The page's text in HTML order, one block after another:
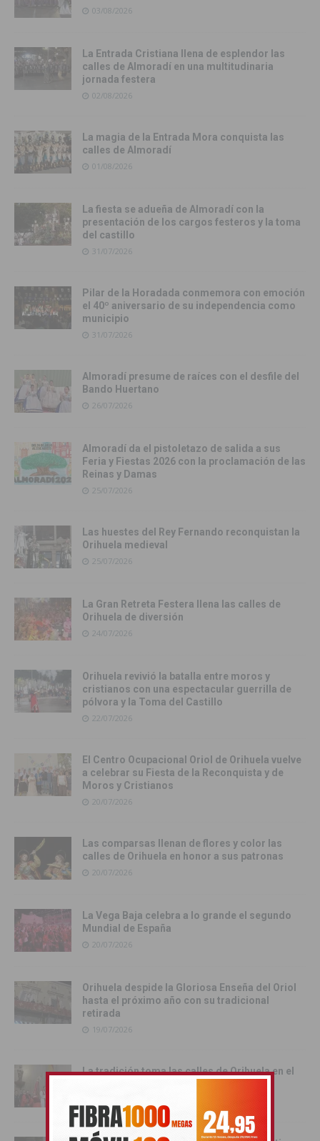
03/08/2026
La Entrada Cristiana llena de esplendor las
calles de Almoradí en una multitudinaria
jornada festera
02/08/2026
La magia de la Entrada Mora conquista las
calles de Almoradí
01/08/2026
La fiesta se adueña de Almoradí con la
presentación de los cargos festeros y la toma
del castillo
31/07/2026
Pilar de la Horadada conmemora con emoción
el 40º aniversario de su independencia como
municipio
31/07/2026
Almoradí presume de raíces con el desfile del
Bando Huertano
26/07/2026
Almoradí da el pistoletazo de salida a sus
Feria y Fiestas 2026 con la proclamación de las
Reinas y Damas
25/07/2026
Las huestes del Rey Fernando reconquistan la
Orihuela medieval
25/07/2026
La Gran Retreta Festera llena las calles de
Orihuela de diversión
24/07/2026
Orihuela revivió la batalla entre moros y
cristianos con una espectacular guerrilla de
pólvora y la Toma del Castillo
22/07/2026
El Centro Ocupacional Oriol de Orihuela vuelve
a celebrar su Fiesta de la Reconquista y de
Moros y Cristianos
20/07/2026
Las comparsas llenan de flores y color las
calles de Orihuela en honor a sus patronas
20/07/2026
La Vega Baja celebra a lo grande el segundo
Mundial de España
20/07/2026
Orihuela despide la Gloriosa Enseña del Oriol
hasta el próximo año con su tradicional
retirada
19/07/2026
La tradición toma las calles de Orihuela en el